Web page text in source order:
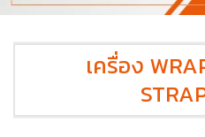
เครื่อง